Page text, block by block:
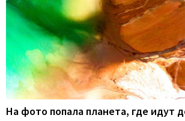
На фото попала планета, где идут